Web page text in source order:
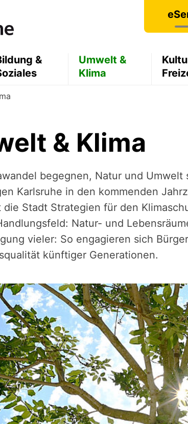
&
Umwelt &
Klima
& Klima
begegnen, Natur und
Karlsruhe in den kommenden
Stadt Strategien für den
Natur- und
vieler: So engagieren sich
künftiger Generationen.